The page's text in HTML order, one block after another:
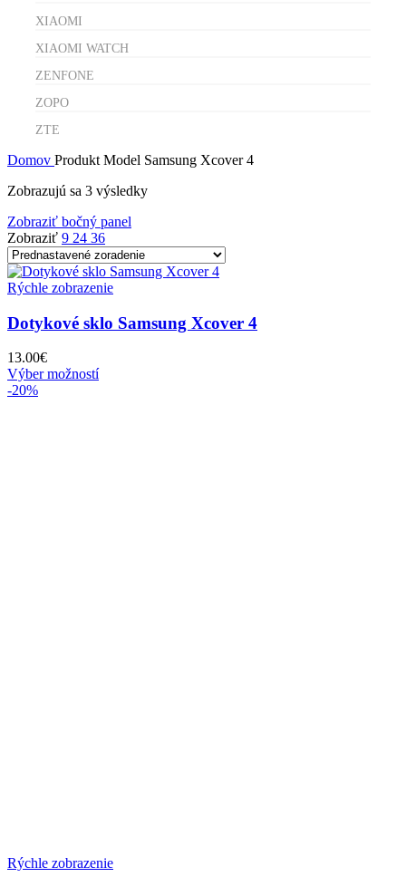
XIAOMI
XIAOMI WATCH
ZENFONE
ZOPO
ZTE
Domov Produkt Model Samsung Xcover 4
Zobrazujú sa 3 výsledky
Zobraziť bočný panel
Zobraziť 9 24 36
Rýchle zobrazenie
Dotykové sklo Samsung Xcover 4
13.00€
Výber možnostíTento
-20%
Rýchle zobrazenie